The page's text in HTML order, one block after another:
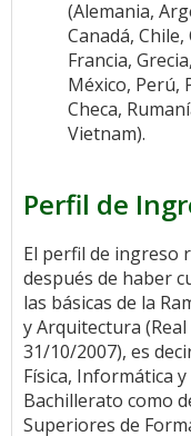
(Alemania,
Canadá,
Francia,
México, Perú,
Checa,
Vietnam).
Perfil de
El perfil de ingreso
después de haber
las básicas de la
y Arquitectura
31/10/2007), es
Física, Informática
Bachillerato como
Superiores de